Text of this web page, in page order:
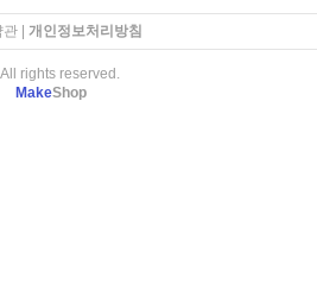
관| 개인정보처리방침
rights reserved.
MakeShop